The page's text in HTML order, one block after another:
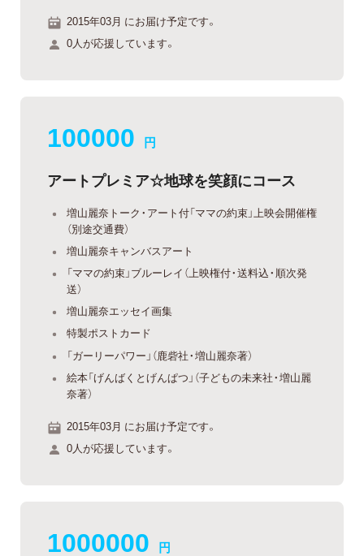
2015年03月 にお届け予定です。
0人が応援しています。
100000 円
アートプレミア☆地球を笑顔にコース
増山麗奈トーク・アート付「ママの約束」上映会開催権
（別途交通費）
増山麗奈キャンバスアート
「ママの約束」ブルーレイ（上映権付・送料込・順次発
送）
増山麗奈エッセイ画集
特製ポストカード
「ガーリーパワー」（鹿砦社・増山麗奈著）
絵本「げんばくとげんぱつ」（子どもの未来社・増山麗
奈著）
2015年03月 にお届け予定です。
0人が応援しています。
1000000 円